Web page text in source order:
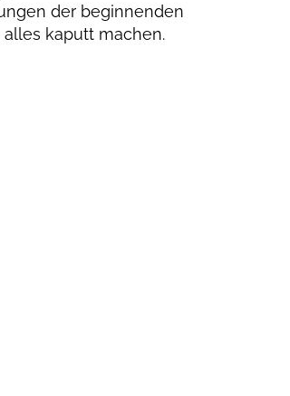
der beginnenden
kaputt machen.